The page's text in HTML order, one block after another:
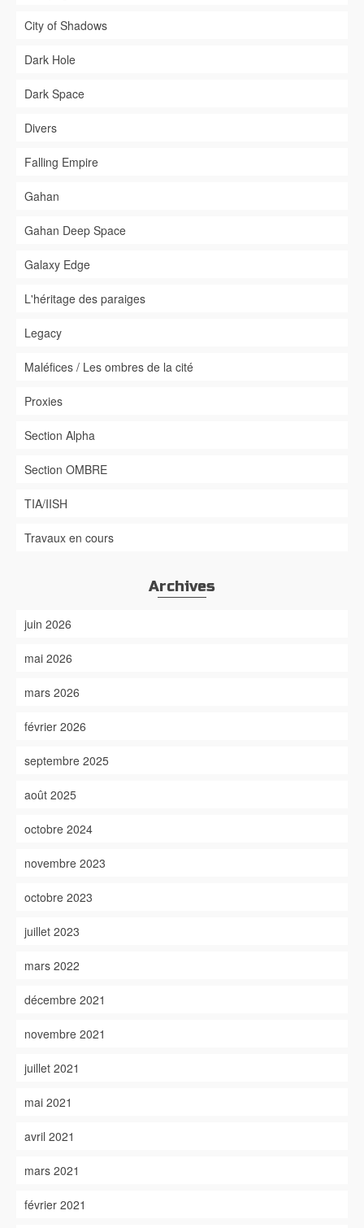
City of Shadows
Dark Hole
Dark Space
Divers
Falling Empire
Gahan
Gahan Deep Space
Galaxy Edge
L'héritage des paraiges
Legacy
Maléfices / Les ombres de la cité
Proxies
Section Alpha
Section OMBRE
TIA/IISH
Travaux en cours
Archives
juin 2026
mai 2026
mars 2026
février 2026
septembre 2025
août 2025
octobre 2024
novembre 2023
octobre 2023
juillet 2023
mars 2022
décembre 2021
novembre 2021
juillet 2021
mai 2021
avril 2021
mars 2021
février 2021